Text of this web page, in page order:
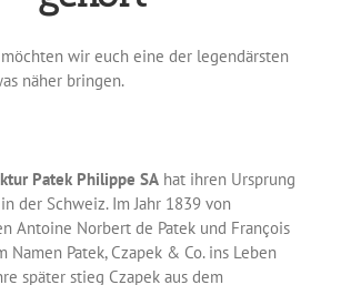
wir euch eine der legendärsten
näher bringen.
Patek Philippe SAhat ihren Ursprung
der Schweiz. Im Jahr 1839 von
Antoine Norbert de Patek und François
Namen Patek, Czapek & Co. ins Leben
später stieg Czapek aus dem